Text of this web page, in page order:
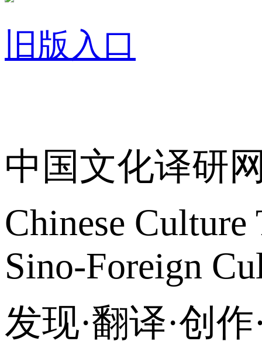
旧版入口
中国文化译研
Chinese
Sino-Foreign
发现·翻译·创